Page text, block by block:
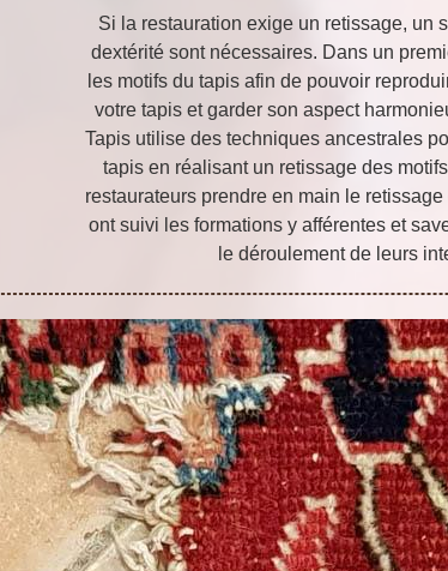
Si la restauration exige un retissage, un
dextérité sont nécessaires. Dans un
les motifs du tapis afin de pouvoir
votre tapis et garder son aspect
Tapis utilise des techniques ancestrales
tapis en réalisant un retissage des
restaurateurs prendre en main le
ont suivi les formations y afférentes et
le déroulement de leurs